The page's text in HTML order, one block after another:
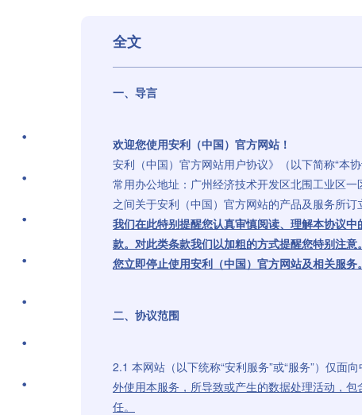
全文
一、导言
欢迎您使用安利（中国）官方网站！
安利（中国）官方网站用户协议》（以下简称“本
常用办公地址：广州经济技术开发区北围工业区一
之间关于安利（中国）官方网站的产品及服务所订
我们在此特别提醒您认真审慎阅读、理解本协议
款。对此类条款我们以加粗的方式提醒您特别注
您立即停止使用安利（中国）官方网站及相关服务。
二、协议范围
2.1 本网站（以下统称“安利服务”或“服务”）仅面
外使用本服务，所导致或产生的数据处理活动，
任。